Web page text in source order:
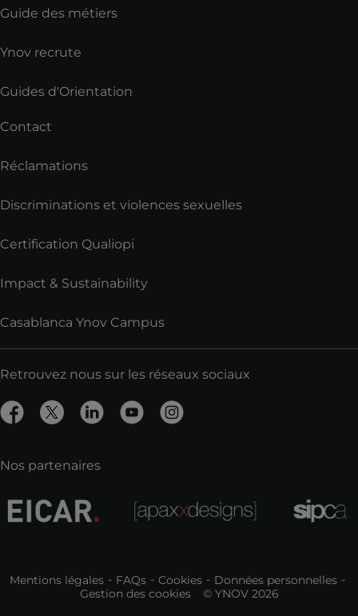
Guide des métiers
Ynov recrute
Guides d'Orientation
Contact
Réclamations
Discriminations et violences sexuelles
Certification Qualiopi
Impact & Sustainability
Casablanca Ynov Campus
Retrouvez nous sur les réseaux sociaux
Nos partenaires
Mentions légales FAQs Cookies
Données personnelles
Gestion des cookies
© YNOV 2026